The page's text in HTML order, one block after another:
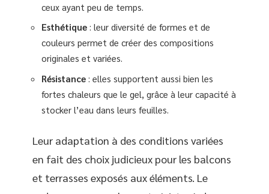
ceux ayant peu de temps.
Esthétique : leur diversité de formes et de
couleurs permet de créer des compositions
originales et variées.
Résistance : elles supportent aussi bien les
fortes chaleurs que le gel, grâce à leur capacité à
stocker l’eau dans leurs feuilles.
Leur adaptation à des conditions variées
en fait des choix judicieux pour les balcons
et terrasses exposés aux éléments. Le